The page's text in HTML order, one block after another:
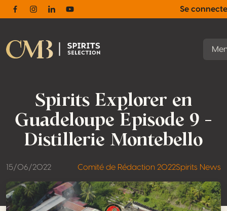
FacebookInstagram
LinkedinYoutube
Se
Spirits Explorer en
Guadeloupe Épisode 9 –
Distillerie Montebello
15/06/2022 Comité de Rédaction 2022Spirits News